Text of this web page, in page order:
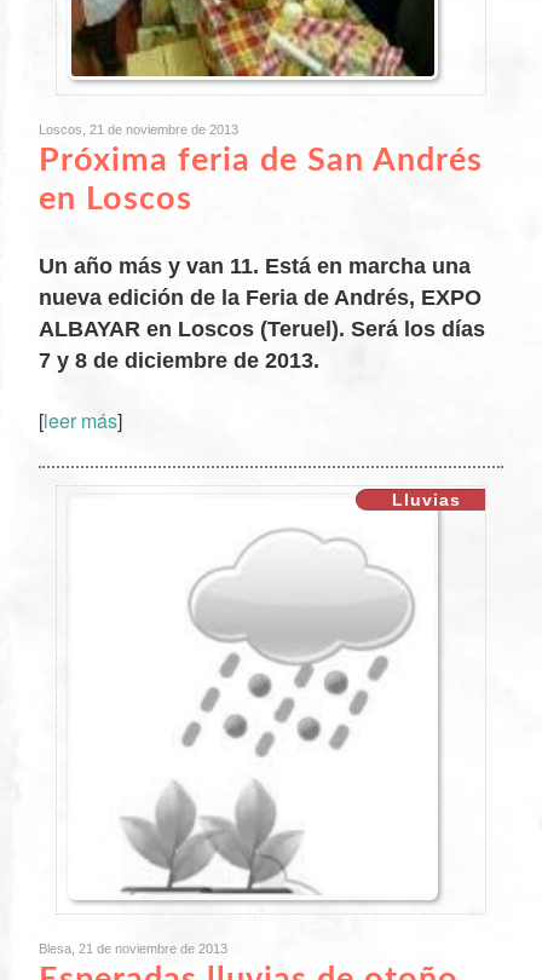
Loscos, 21 de noviembre de 2013
Próxima feria de San Andrés
en Loscos
Un año más y van 11. Está en marcha una
nueva edición de la Feria de Andrés, EXPO
ALBAYAR en Loscos (Teruel). Será los días
7 y 8 de diciembre de 2013.
[leer más]
Lluvias
Blesa, 21 de noviembre de 2013